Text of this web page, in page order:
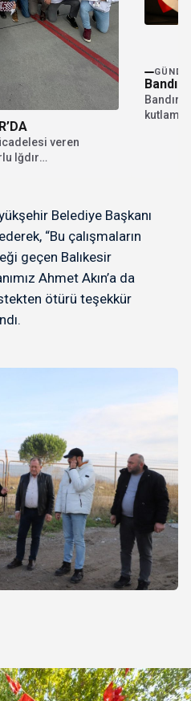
veren
Iğdır
Belediye Başkanı
“Bu çalışmaların
geçen Balıkesir
Ahmet Akın’a da
ötürü teşekkür